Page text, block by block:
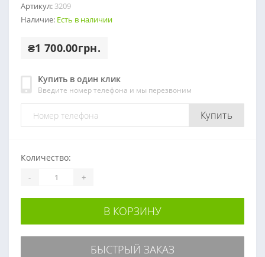
Артикул: 3209
Наличие: Есть в наличии
₴1 700.00грн.
Купить в один клик
Введите номер телефона и мы перезвоним
Купить
Количество:
- +
В КОРЗИНУ
БЫСТРЫЙ ЗАКАЗ